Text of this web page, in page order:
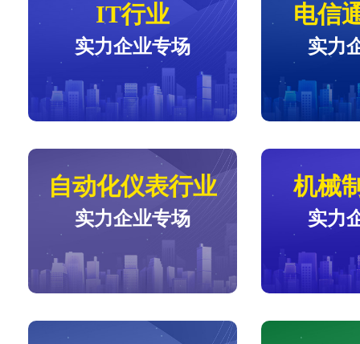
IT行业
实力企业专场
电信
实力
自动化仪表行业
实力企业专场
机械
实力